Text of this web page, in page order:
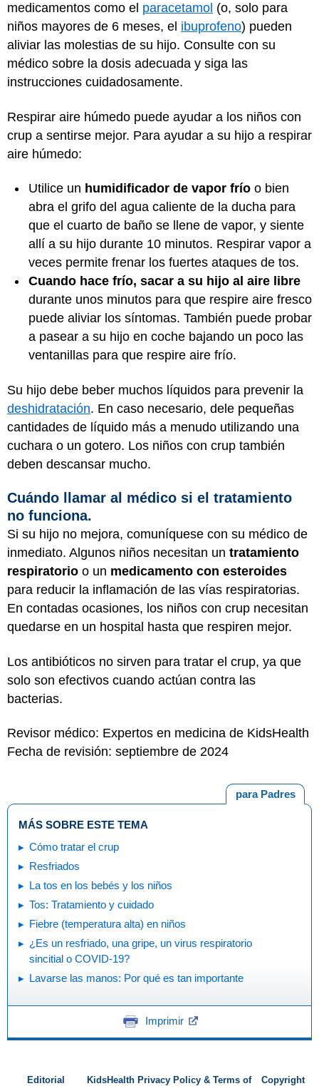
medicamentos como el paracetamol (o, solo para
niños mayores de 6 meses, el ibuprofeno) pueden
aliviar las molestias de su hijo. Consulte con su
médico sobre la dosis adecuada y siga las
instrucciones cuidadosamente.
Respirar aire húmedo puede ayudar a los niños con
crup a sentirse mejor. Para ayudar a su hijo a respirar
aire húmedo:
Utilice un humidificador de vapor frío o bien
abra el grifo del agua caliente de la ducha para
que el cuarto de baño se llene de vapor, y siente
allí a su hijo durante 10 minutos. Respirar vapor a
veces permite frenar los fuertes ataques de tos.
Cuando hace frío, sacar a su hijo al aire libre
durante unos minutos para que respire aire fresco
puede aliviar los síntomas. También puede probar
a pasear a su hijo en coche bajando un poco las
ventanillas para que respire aire frío.
Su hijo debe beber muchos líquidos para prevenir la
deshidratación. En caso necesario, dele pequeñas
cantidades de líquido más a menudo utilizando una
cuchara o un gotero. Los niños con crup también
deben descansar mucho.
Cuándo llamar al médico si el tratamiento
no funciona.
Si su hijo no mejora, comuníquese con su médico de
inmediato. Algunos niños necesitan un tratamiento
respiratorio o un medicamento con esteroides
para reducir la inflamación de las vías respiratorias.
En contadas ocasiones, los niños con crup necesitan
quedarse en un hospital hasta que respiren mejor.
Los antibióticos no sirven para tratar el crup, ya que
solo son efectivos cuando actúan contra las
bacterias.
Revisor médico: Expertos en medicina de KidsHealth
Fecha de revisión: septiembre de 2024
para Padres
MÁS SOBRE ESTE TEMA
Cómo tratar el crup
Resfriados
La tos en los bebés y los niños
Tos: Tratamiento y cuidado
Fiebre (temperatura alta) en niños
¿Es un resfriado, una gripe, un virus respiratorio
sincitial o COVID-19?
Lavarse las manos: Por qué es tan importante
Imprimir
Editorial KidsHealth Privacy Policy & Terms of Copyright